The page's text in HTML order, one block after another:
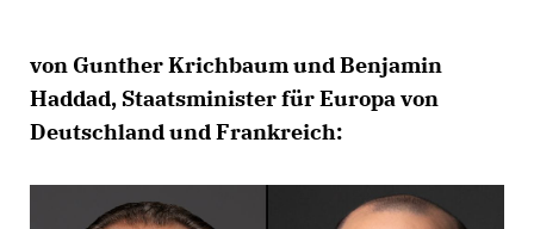
von Gunther Krichbaum und Benjamin
Haddad, Staatsminister für Europa von
Deutschland und Frankreich: